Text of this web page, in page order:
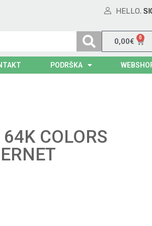
HELLO.
0,00€ 0
PODRŠKA
COLORS